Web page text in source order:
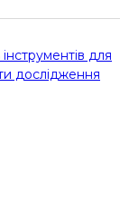
Міністра